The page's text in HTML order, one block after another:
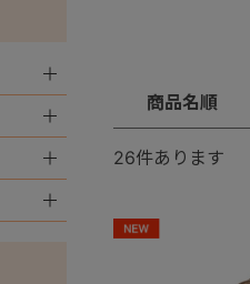
商品名順
26件あります